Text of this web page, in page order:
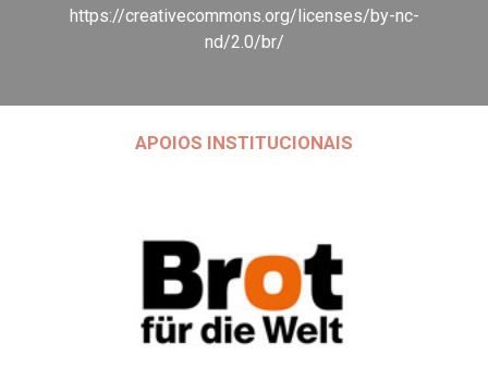
https://creativecommons.org/licenses/by-nc-
nd/2.0/br/
APOIOS INSTITUCIONAIS